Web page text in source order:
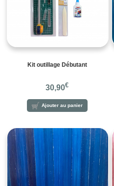
Kit outillage Débutant
30,90€
Ajouter au panier